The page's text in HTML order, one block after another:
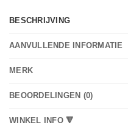
BESCHRIJVING
AANVULLENDE INFORMATIE
MERK
BEOORDELINGEN (0)
WINKEL INFO 🔻